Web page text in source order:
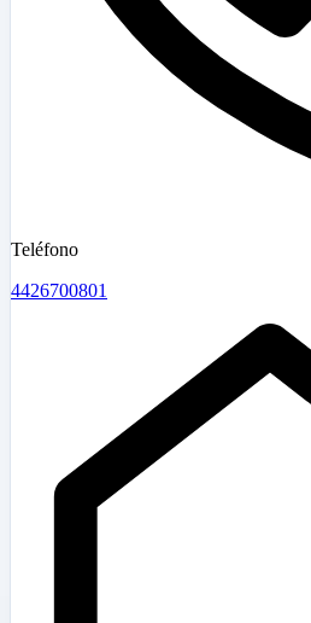
Teléfono
4426700801